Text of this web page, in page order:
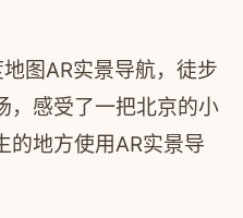
图AR实景导航，徒步
，感受了一把北京的小
的地方使用AR实景导